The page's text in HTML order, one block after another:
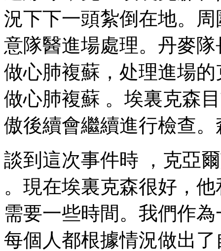
況下下一頭紮倒在地
意隊醫進場處理。丹
做心肺複蘇，处理進
做心肺複蘇 。埃裏克森
傲後續會繼續進行檢查
談到這次事件時 ，克亞爾
。現在埃裏克森很好
需要一些時間。我們作
每個人都根據情況做出了